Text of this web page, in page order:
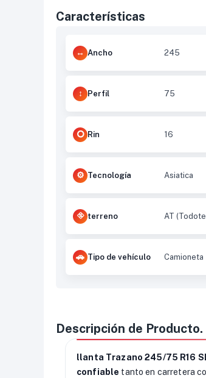
Características
Ancho 245
Perfil 75
Rin 16
Tecnología Asiatica
terreno AT
Tipo de vehículo Camioneta
Descripción de Producto.
llanta Trazano 245/75 R16
confiable tanto en carretera